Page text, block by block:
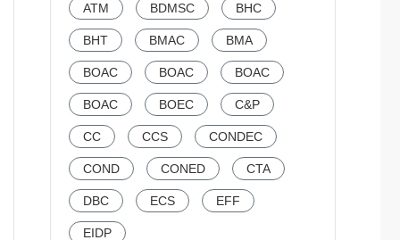
ATM BDMSC BHC
BHT BMAC BMA
BOAC BOAC BOAC
BOAC BOEC C&P
CC CCS CONDEC
COND CONED CTA
DBC ECS EFF
EIDP